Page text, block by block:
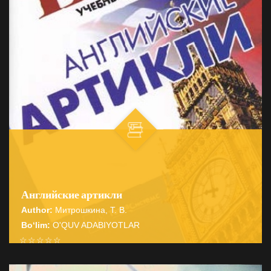
Английские артикли
Author: Митрошкина, Т. В.
Bo‘lim: O'QUV ADABIYOTLAR
☆
☆
☆
☆
☆
Справочник содержит подробные сведения о системе